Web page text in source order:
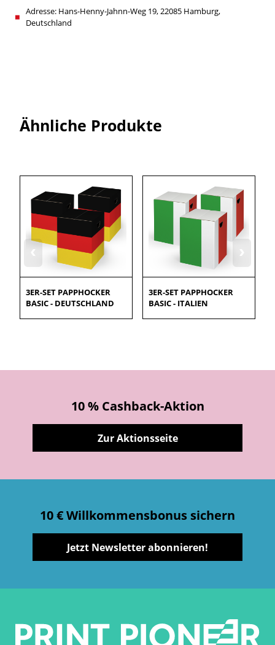
Adresse: Hans-Henny-Jahnn-Weg 19, 22085 Hamburg,
Deutschland
Ähnliche Produkte
‹ ›
3ER-SET PAPPHOCKER
BASIC - DEUTSCHLAND
3ER-SET PAPPHOCKER
BASIC - ITALIEN
10 % Cashback-Aktion
Zur Aktionsseite
10 € Willkommensbonus sichern
Jetzt Newsletter abonnieren!